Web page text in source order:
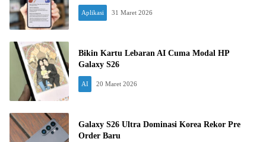
Aplikasi 31 Maret 2026
Bikin Kartu Lebaran AI Cuma Modal HP
Galaxy S26
AI 20 Maret 2026
Galaxy S26 Ultra Dominasi Korea Rekor Pre
Order Baru